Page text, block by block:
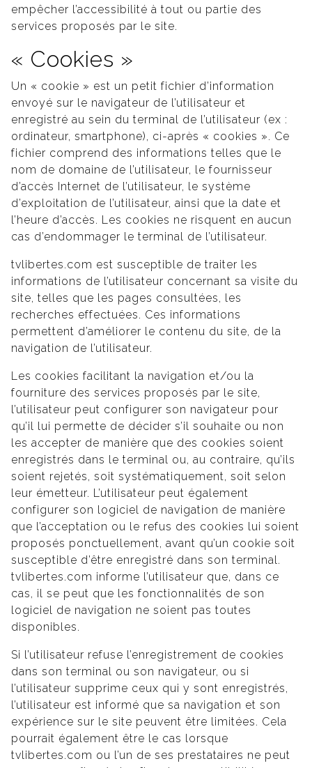
empêcher l’accessibilité à tout ou partie des
services proposés par le site.
« Cookies »
Un « cookie » est un petit fichier d’information
envoyé sur le navigateur de l’utilisateur et
enregistré au sein du terminal de l’utilisateur (ex :
ordinateur, smartphone), ci-après « cookies ». Ce
fichier comprend des informations telles que le
nom de domaine de l’utilisateur, le fournisseur
d’accès Internet de l’utilisateur, le système
d’exploitation de l’utilisateur, ainsi que la date et
l’heure d’accès. Les cookies ne risquent en aucun
cas d’endommager le terminal de l’utilisateur.
tvlibertes.com est susceptible de traiter les
informations de l’utilisateur concernant sa visite du
site, telles que les pages consultées, les
recherches effectuées. Ces informations
permettent d’améliorer le contenu du site, de la
navigation de l’utilisateur.
Les cookies facilitant la navigation et/ou la
fourniture des services proposés par le site,
l’utilisateur peut configurer son navigateur pour
qu’il lui permette de décider s’il souhaite ou non
les accepter de manière que des cookies soient
enregistrés dans le terminal ou, au contraire, qu’ils
soient rejetés, soit systématiquement, soit selon
leur émetteur. L’utilisateur peut également
configurer son logiciel de navigation de manière
que l’acceptation ou le refus des cookies lui soient
proposés ponctuellement, avant qu’un cookie soit
susceptible d’être enregistré dans son terminal.
tvlibertes.com informe l’utilisateur que, dans ce
cas, il se peut que les fonctionnalités de son
logiciel de navigation ne soient pas toutes
disponibles.
Si l’utilisateur refuse l’enregistrement de cookies
dans son terminal ou son navigateur, ou si
l’utilisateur supprime ceux qui y sont enregistrés,
l’utilisateur est informé que sa navigation et son
expérience sur le site peuvent être limitées. Cela
pourrait également être le cas lorsque
tvlibertes.com ou l’un de ses prestataires ne peut